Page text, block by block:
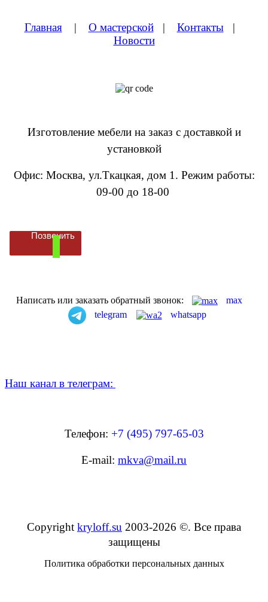
Главная| О мастерской| Контакты|
Новости
Изготовление мебели на заказ с доставкой и
установкой
Офис: Москва, ул.Ткацкая, дом 1 . Режим работы:
09-00 до 18-00
Позвонить
Написать или заказать обратный звонок:
max
telegram
whatsapp
Наш канал в телеграм:
Телефон: +7 (495) 797-65-03
E-mail: mkva@mail.ru
Copyright kryloff.su 2003-2026 ©. Все права
защищены
Политика обработки персональных данных